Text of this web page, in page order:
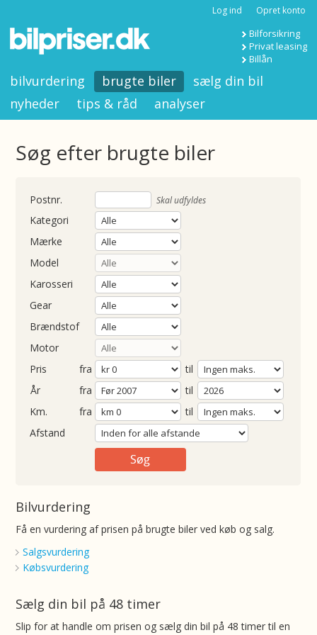
Log ind Opret konto
Bilforsikring
Privat leasing
Billån
bilvurdering brugte biler
sælg din bil
nyheder
tips & råd analyser
Søg efter brugte biler
Skal udfyldes
Kategori
Mærke
Model
Karosseri
Gear
Brændstof
Motor
Pris
fra
til
fra
til
fra
til
Afstand
Bilvurdering
Få en vurdering af prisen på brugte biler ved køb og salg.
Salgsvurdering
Købsvurdering
Sælg din bil på 48 timer
Slip for at handle om prisen og sælg din bil på 48 timer til en